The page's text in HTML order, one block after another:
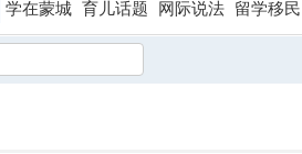
学在蒙城 育儿话题 网际说法 留学移民